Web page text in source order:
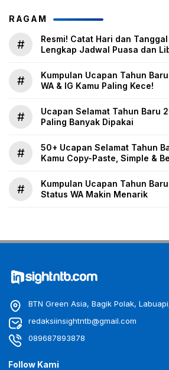
RAGAM
#
Resmi! Catat Hari dan
Lengkap Jadwal Puasa dan
#
Kumpulan Ucapan Tahun
WA & IG Kamu Paling Kece!
#
Ucapan Selamat Tahun Baru
Paling Banyak Dipakai
#
50+ Ucapan Selamat Tahun
Kamu Copy-Paste, Simple &
#
Kumpulan Ucapan Tahun
Status WA Makin Menarik
BTN Green Asia, Bagik Polak,
redaksiinsightntb@gmail.com
089687893878
Follow Kami